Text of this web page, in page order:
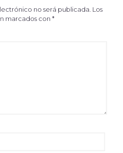
no será publicada. Los
marcados con *